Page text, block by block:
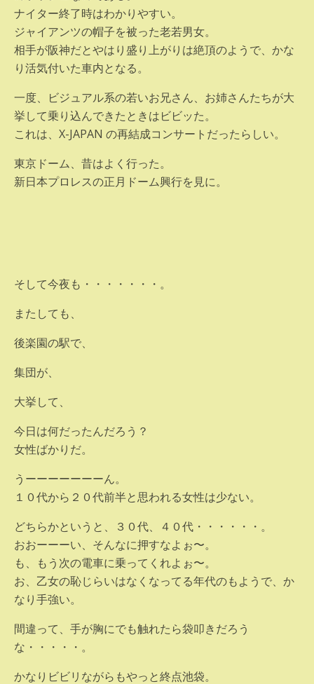
ナイター終了時はわかりやすい。
ジャイアンツの帽子を被った老若男女。
相手が阪神だとやはり盛り上がりは絶頂のようで、かな
り活気付いた車内となる。
一度、ビジュアル系の若いお兄さん、お姉さんたちが大
挙して乗り込んできたときはビビッた。
これは、X-JAPAN の再結成コンサートだったらしい。
東京ドーム、昔はよく行った。
新日本プロレスの正月ドーム興行を見に。
そして今夜も・・・・・・・。
またしても、
後楽園の駅で、
集団が、
大挙して、
今日は何だったんだろう？
女性ばかりだ。
うーーーーーーーん。
１０代から２０代前半と思われる女性は少ない。
どちらかというと、３０代、４０代・・・・・・。
おおーーーい、そんなに押すなよぉ〜。
も、もう次の電車に乗ってくれよぉ〜。
お、乙女の恥じらいはなくなってる年代のもようで、か
なり手強い。
間違って、手が胸にでも触れたら袋叩きだろう
な・・・・・。
かなりビビリながらもやっと終点池袋。